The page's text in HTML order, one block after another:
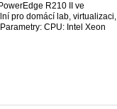
PowerEdge R210 II ve
pro domácí lab, virtualizaci,
CPU: Intel Xeon